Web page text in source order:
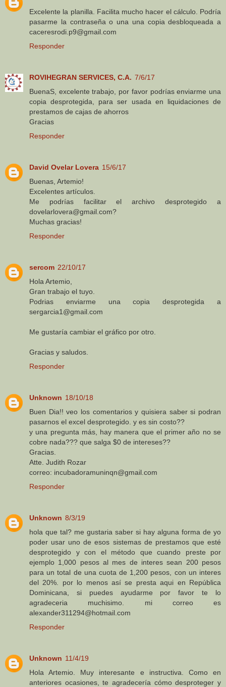
Excelente la planilla. Facilita mucho hacer el cálculo. Podría
pasarme la contraseña o una una copia desbloqueada a
caceresrodi.p9@gmail.com
Responder
ROVIHEGRAN SERVICES, C.A. 7/6/17
BuenaS, excelente trabajo, por favor podrías enviarme una
copia desprotegida, para ser usada en liquidaciones de
prestamos de cajas de ahorros
Gracias
Responder
David Ovelar Lovera 15/6/17
Buenas, Artemio!
Excelentes artículos.
Me podrías facilitar el archivo desprotegido a
dovelarlovera@gmail.com?
Muchas gracias!
Responder
sercom 22/10/17
Hola Artemio,
Gran trabajo el tuyo.
Podrias enviarme una copia desprotegida a
sergarcia1@gmail.com
Me gustaría cambiar el gráfico por otro.
Gracias y saludos.
Responder
Unknown 18/10/18
Buen Dia!! veo los comentarios y quisiera saber si podran
pasarnos el excel desprotegido. y es sin costo??
y una pregunta más, hay manera que el primer año no se
cobre nada??? que salga $0 de intereses??
Gracias.
Atte. Judith Rozar
correo: incubadoramuninqn@gmail.com
Responder
Unknown 8/3/19
hola que tal? me gustaria saber si hay alguna forma de yo
poder usar uno de esos sistemas de prestamos que esté
desprotegido y con el método que cuando preste por
ejemplo 1,000 pesos al mes de interes sean 200 pesos
para un total de una cuota de 1,200 pesos, con un interes
del 20%. por lo menos así se presta aqui en República
Dominicana, si puedes ayudarme por favor te lo
agradeceria muchisimo. mi correo es
alexander311294@hotmail.com
Responder
Unknown 11/4/19
Hola Artemio. Muy interesante e instructiva. Como en
anteriores ocasiones, te agradecería cómo desproteger y